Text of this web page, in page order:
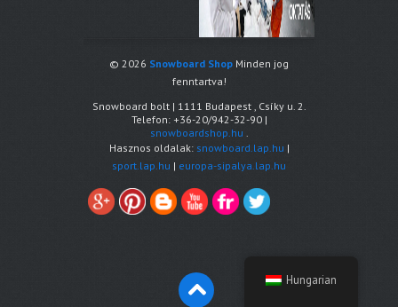
© 2026 Snowboard Shop Minden jog
fenntartva!
Snowboard bolt | 1111 Budapest , Csíky u. 2.
Telefon: +36-20/942-32-90|
snowboardshop.hu .
Hasznos oldalak: snowboard.lap.hu |
sport.lap.hu | europa-sipalya.lap.hu
Hungarian